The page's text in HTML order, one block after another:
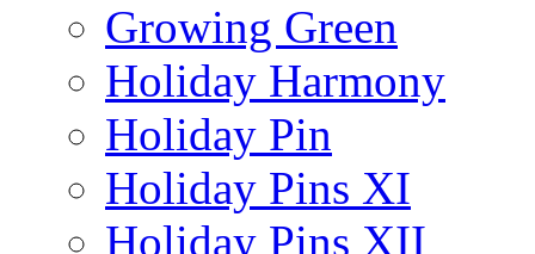
Growing Green
Holiday Harmony
Holiday Pin
Holiday Pins XI
Holiday Pins XII